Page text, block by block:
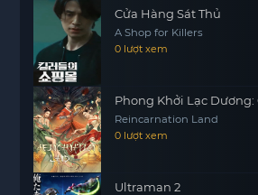
Cửa Hàng Sát Thủ
A Shop for Killers
0 lượt xem
Phong Khởi Lạc
Reincarnation Land
0 lượt xem
Ultraman 2